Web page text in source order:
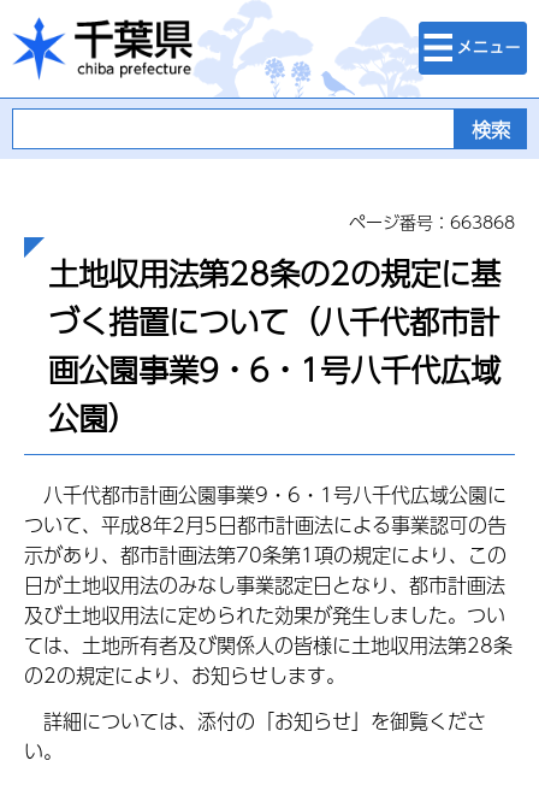
千葉県
検索・メニュ
ー
ページ番号：663868
土地収用法第28条の2の規定に基
づく措置について（八千代都市計
画公園事業9・6・1号八千代広域
公園）
八千代都市計画公園事業9・6・1号八千代広域公園に
ついて、平成8年2月5日都市計画法による事業認可の告
示があり、都市計画法第70条第1項の規定により、この
日が土地収用法のみなし事業認定日となり、都市計画法
及び土地収用法に定められた効果が発生しました。つい
ては、土地所有者及び関係人の皆様に土地収用法第28条
の2の規定により、お知らせします。
詳細については、添付の「お知らせ」を御覧くださ
い。